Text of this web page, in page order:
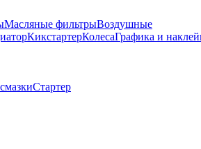
Масляные фильтрыВоздушные
КикстартерКолесаГрафика и
Стартер